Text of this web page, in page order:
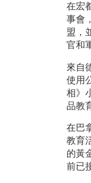
在宏
事會
盟，
官和
來自
使用
相》
品教
在巴
教育
的黃
前已